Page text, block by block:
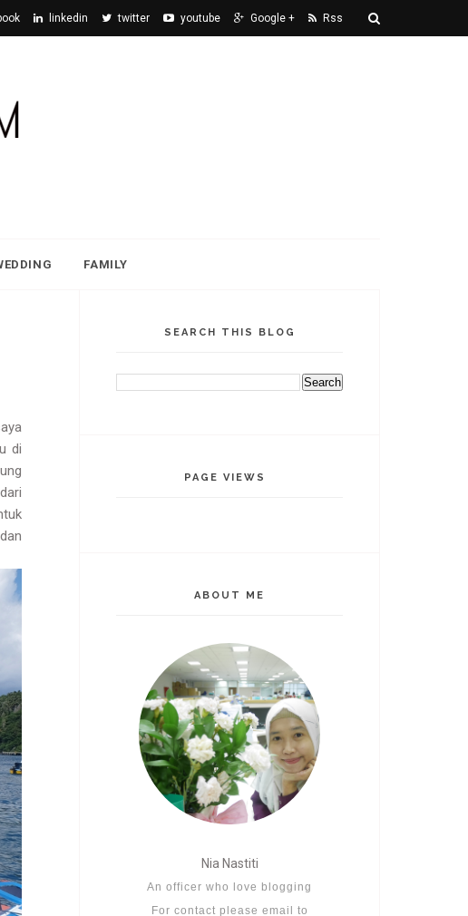
linkedin twitter youtube Google + Rss
FAMILY
di
SEARCH THIS BLOG
PAGE VIEWS
ABOUT ME
Nia Nastiti
An officer who love blogging
For contact please email to